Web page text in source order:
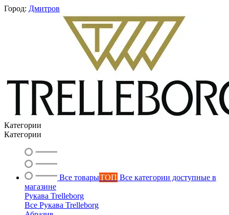
Город: Дмитров
Категории
Категории
Все товарыТОП Все категории доступные в
магазине
Рукава Trelleborg
Все Рукава Trelleborg
Вероника